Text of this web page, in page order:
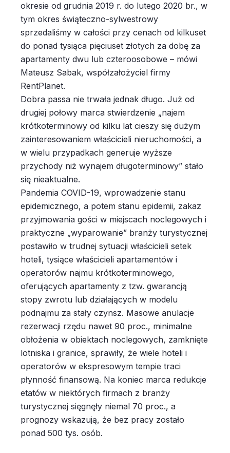
okresie od grudnia 2019 r. do lutego 2020 br., w
tym okres świąteczno-sylwestrowy
sprzedaliśmy w całości przy cenach od kilkuset
do ponad tysiąca pięciuset złotych za dobę za
apartamenty dwu lub czteroosobowe – mówi
Mateusz Sabak, współzałożyciel firmy
RentPlanet.
Dobra passa nie trwała jednak długo. Już od
drugiej połowy marca stwierdzenie „najem
krótkoterminowy od kilku lat cieszy się dużym
zainteresowaniem właścicieli nieruchomości, a
w wielu przypadkach generuje wyższe
przychody niż wynajem długoterminowy” stało
się nieaktualne.
Pandemia COVID-19, wprowadzenie stanu
epidemicznego, a potem stanu epidemii, zakaz
przyjmowania gości w miejscach noclegowych i
praktyczne „wyparowanie” branży turystycznej
postawiło w trudnej sytuacji właścicieli setek
hoteli, tysiące właścicieli apartamentów i
operatorów najmu krótkoterminowego,
oferujących apartamenty z tzw. gwarancją
stopy zwrotu lub działających w modelu
podnajmu za stały czynsz. Masowe anulacje
rezerwacji rzędu nawet 90 proc., minimalne
obłożenia w obiektach noclegowych, zamknięte
lotniska i granice, sprawiły, że wiele hoteli i
operatorów w ekspresowym tempie traci
płynność finansową. Na koniec marca redukcje
etatów w niektórych firmach z branży
turystycznej sięgnęły niemal 70 proc., a
prognozy wskazują, że bez pracy zostało
ponad 500 tys. osób.